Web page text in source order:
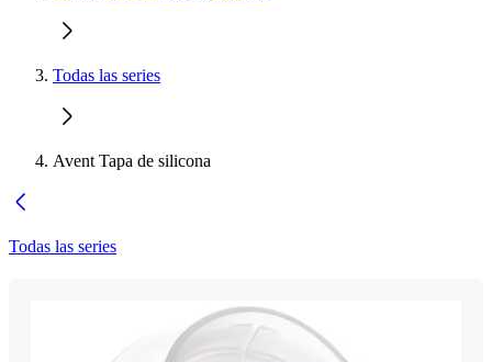
Todas las series
Avent Tapa de silicona
Todas las series